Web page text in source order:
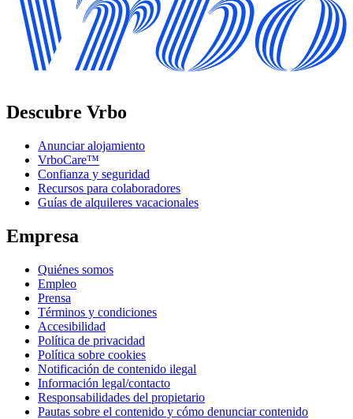
Descubre Vrbo
Anunciar alojamiento
VrboCare™
Confianza y seguridad
Recursos para colaboradores
Guías de alquileres vacacionales
Empresa
Quiénes somos
Empleo
Prensa
Términos y condiciones
Accesibilidad
Política de privacidad
Política sobre cookies
Notificación de contenido ilegal
Información legal/contacto
Responsabilidades del propietario
Pautas sobre el contenido y cómo denunciar contenido